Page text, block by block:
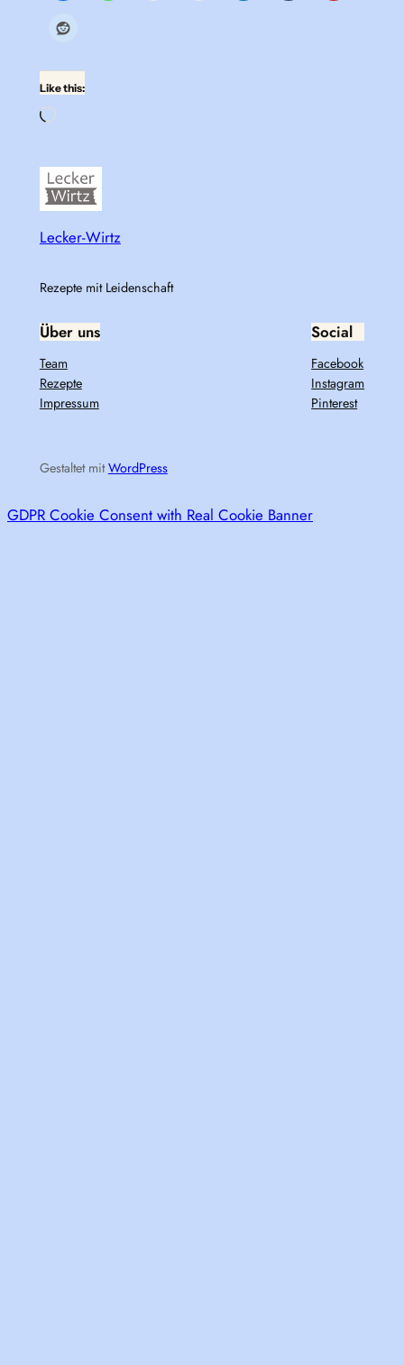
Like this:
Loading…
Lecker-Wirtz
Rezepte mit Leidenschaft
Über uns
Team
Rezepte
Impressum
Social
Facebook
Instagram
Pinterest
Gestaltet mitWordPress
GDPR Cookie Consent with Real Cookie Banner